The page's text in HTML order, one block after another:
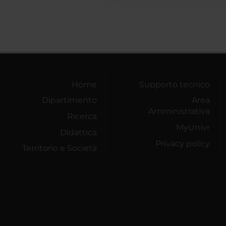
Home
Dipartimento
Ricerca
Didattica
Territorio e Società
Supporto tecnico
Area
Amministrativa
MyUnivr
Privacy policy